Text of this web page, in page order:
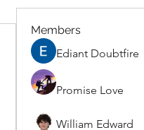
Members
Ediant Doubtfire
Promise Love
William Edward